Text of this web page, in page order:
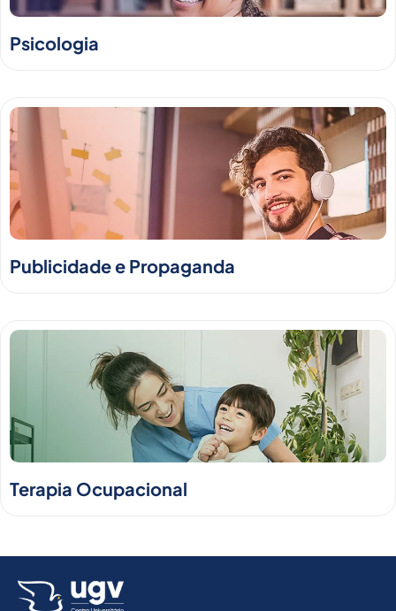
Psicologia
Publicidade e Propaganda
Terapia Ocupacional